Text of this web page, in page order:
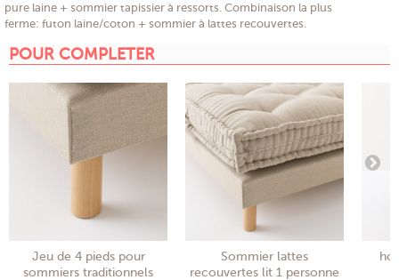
pure laine + sommier tapissier à ressorts. Combinaison la plus
ferme: futon laine/coton + sommier à lattes recouvertes.
POUR COMPLETER
Jeu de 4 pieds pour
sommiers traditionnels
Sommier lattes
recouvertes lit 1 personne